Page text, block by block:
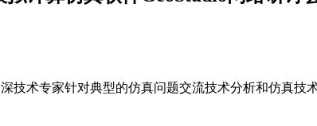
术专家针对典型的仿真问题交流技术分析和仿真技